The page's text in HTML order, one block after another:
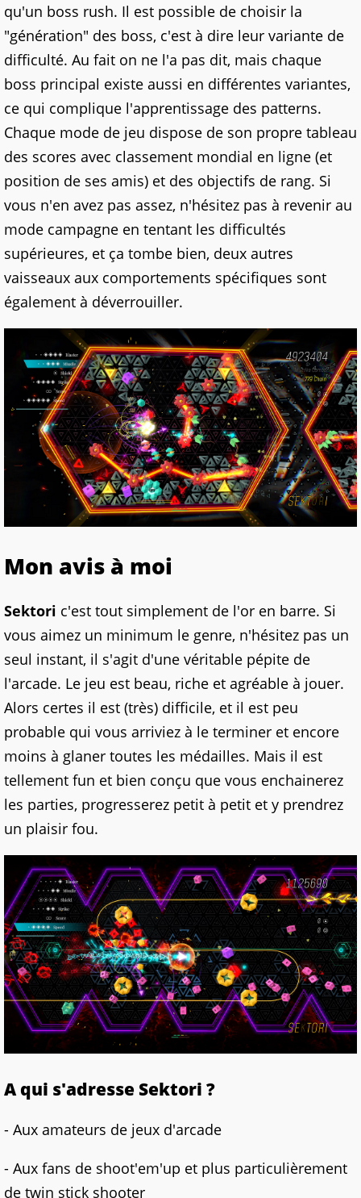
qu'un boss rush. Il est possible de choisir la
"génération" des boss, c'est à dire leur variante de
difficulté. Au fait on ne l'a pas dit, mais chaque
boss principal existe aussi en différentes variantes,
ce qui complique l'apprentissage des patterns.
Chaque mode de jeu dispose de son propre tableau
des scores avec classement mondial en ligne (et
position de ses amis) et des objectifs de rang. Si
vous n'en avez pas assez, n'hésitez pas à revenir au
mode campagne en tentant les difficultés
supérieures, et ça tombe bien, deux autres
vaisseaux aux comportements spécifiques sont
également à déverrouiller.
Mon avis à moi
Sektori c'est tout simplement de l'or en barre. Si
vous aimez un minimum le genre, n'hésitez pas un
seul instant, il s'agit d'une véritable pépite de
l'arcade. Le jeu est beau, riche et agréable à jouer.
Alors certes il est (très) difficile, et il est peu
probable qui vous arriviez à le terminer et encore
moins à glaner toutes les médailles. Mais il est
tellement fun et bien conçu que vous enchainerez
les parties, progresserez petit à petit et y prendrez
un plaisir fou.
A qui s'adresse Sektori ?
- Aux amateurs de jeux d'arcade
- Aux fans de shoot'em'up et plus particulièrement
de twin stick shooter